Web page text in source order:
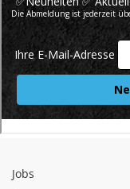
Jobs